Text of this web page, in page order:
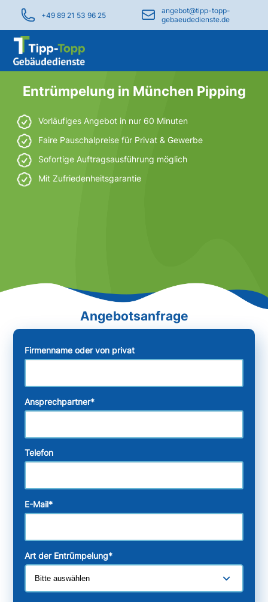
+49 89 21 53 96 25
angebot@tipp-topp-
gebaeudedienste.de
Entrümpelung in München Pipping
Vorläufiges Angebot in nur 60 Minuten
Faire Pauschalpreise für Privat & Gewerbe
Sofortige Auftragsausführung möglich
Mit Zufriedenheitsgarantie
Firmenname oder von privat
Ansprechpartner*
Telefon
E-Mail*
Art der Entrümpelung*